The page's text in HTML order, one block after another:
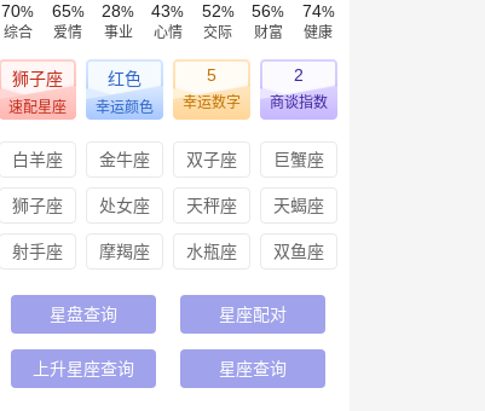
70%
综合
65%
爱情
28%
事业
43%
心情
52%
交际
56%
财富
74%
健康
狮子座
速配星座
红色
幸运颜色
5
幸运数字
2
商谈指数
白羊座 金牛座 双子座 巨蟹座
狮子座 处女座 天秤座 天蝎座
射手座 摩羯座 水瓶座 双鱼座
星盘查询 星座配对
上升星座查询 星座查询